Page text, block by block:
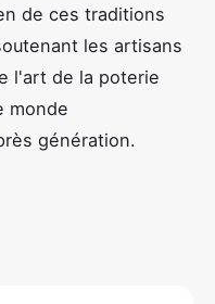
de ces traditions
les artisans
l'art de la poterie
monde
génération.